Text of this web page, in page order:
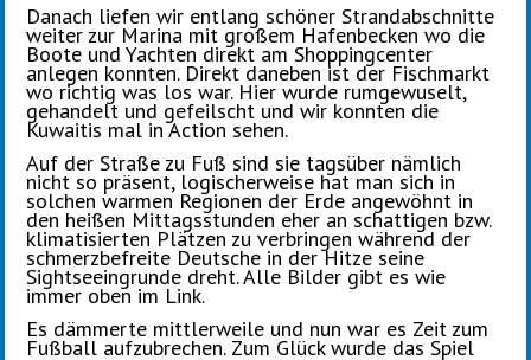
Danach liefen wir entlang schöner Strandabschnitte
weiter zur Marina mit großem Hafenbecken wo die
Boote und Yachten direkt am Shoppingcenter
anlegen konnten. Direkt daneben ist der Fischmarkt
wo richtig was los war. Hier wurde rumgewuselt,
gehandelt und gefeilscht und wir konnten die
Kuwaitis mal in Action sehen.
Auf der Straße zu Fuß sind sie tagsüber nämlich
nicht so präsent, logischerweise hat man sich in
solchen warmen Regionen der Erde angewöhnt in
den heißen Mittagsstunden eher an schattigen bzw.
klimatisierten Plätzen zu verbringen während der
schmerzbefreite Deutsche in der Hitze seine
Sightseeingrunde dreht. Alle Bilder gibt es wie
immer oben im Link.
Es dämmerte mittlerweile und nun war es Zeit zum
Fußball aufzubrechen. Zum Glück wurde das Spiel